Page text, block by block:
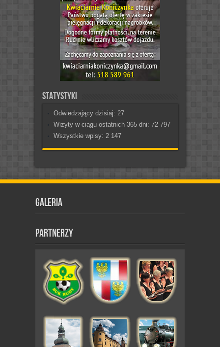
Statystyki
Odwiedzający dzisiaj: 27
Wizyty w ciągu ostatnich 365 dni: 72 797
Wszystkie wpisy: 2 147
Galeria
Partnerzy